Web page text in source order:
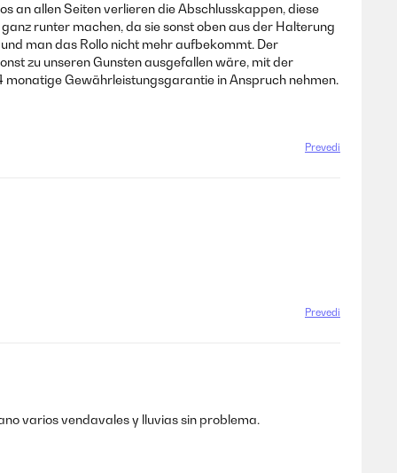
an allen Seiten verlieren die Abschlusskappen, diese
runter machen, da sie sonst oben aus der Halterung
man das Rollo nicht mehr aufbekommt. Der
zu unseren Gunsten ausgefallen wäre, mit der
Gewährleistungsgarantie in Anspruch nehmen.
Prevedi
Prevedi
varios vendavales y lluvias sin problema.